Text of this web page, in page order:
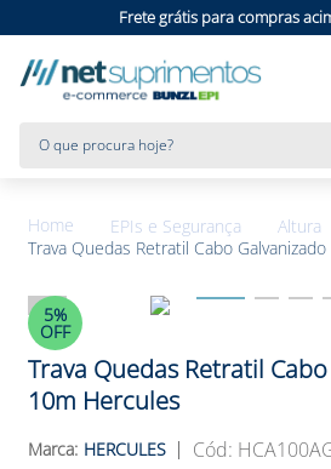
Frete grátis para compras
EPIs e Segurança Altura
Trava Quedas Retratil Cabo
5%
OFF
Trava Quedas Retratil
10m Hercules
HERCULES :